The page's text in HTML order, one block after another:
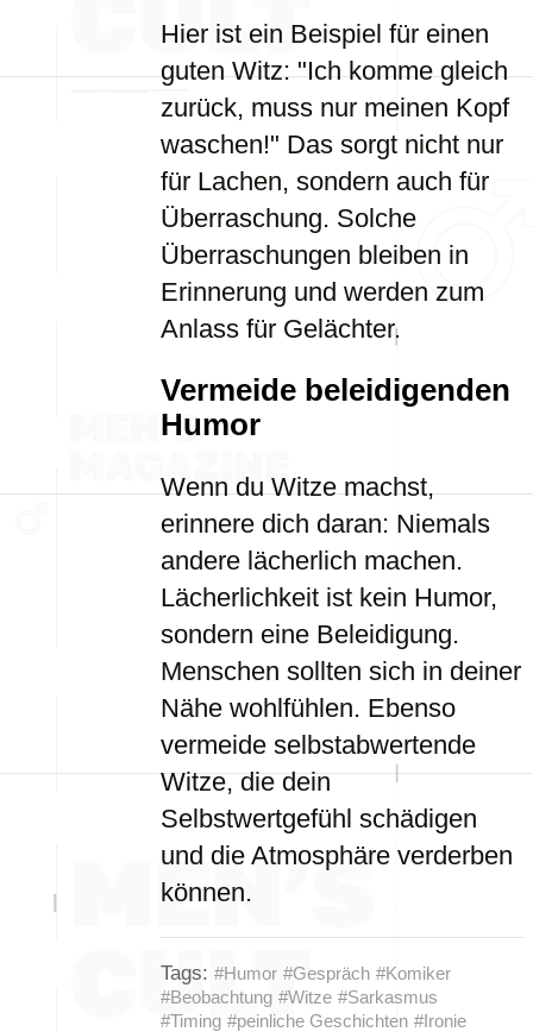
Hier ist ein Beispiel für einen
guten Witz: "Ich komme gleich
zurück, muss nur meinen Kopf
waschen!" Das sorgt nicht nur
für Lachen, sondern auch für
Überraschung. Solche
Überraschungen bleiben in
Erinnerung und werden zum
Anlass für Gelächter.
Vermeide beleidigenden
Humor
Wenn du Witze machst,
erinnere dich daran: Niemals
andere lächerlich machen.
Lächerlichkeit ist kein Humor,
sondern eine Beleidigung.
Menschen sollten sich in deiner
Nähe wohlfühlen. Ebenso
vermeide selbstabwertende
Witze, die dein
Selbstwertgefühl schädigen
und die Atmosphäre verderben
können.
Tags: #Humor #Gespräch #Komiker
#Beobachtung #Witze #Sarkasmus
#Timing #peinliche Geschichten #Ironie